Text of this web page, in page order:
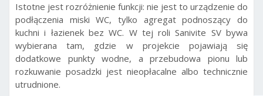
Istotne jest rozróżnienie funkcji: nie jest to urządzenie do
podłączenia miski WC, tylko agregat podnoszący do
kuchni i łazienek bez WC. W tej roli Sanivite SV bywa
wybierana tam, gdzie w projekcie pojawiają się
dodatkowe punkty wodne, a przebudowa pionu lub
rozkuwanie posadzki jest nieopłacalne albo technicznie
utrudnione.